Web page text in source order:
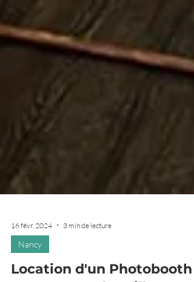
16 févr. 2024 3 min de lecture